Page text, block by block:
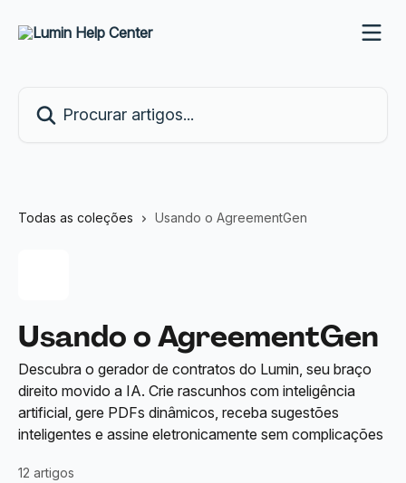
Todas as coleções Usando o AgreementGen
Usando o AgreementGen
Descubra o gerador de contratos do Lumin, seu braço
direito movido a IA. Crie rascunhos com inteligência
artificial, gere PDFs dinâmicos, receba sugestões
inteligentes e assine eletronicamente sem complicações
12 artigos